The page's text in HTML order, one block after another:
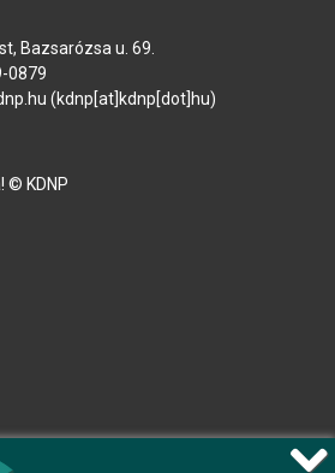
Bazsarózsa u. 69.
0879
.hu (kdnp[at]kdnp[dot]hu)
© KDNP